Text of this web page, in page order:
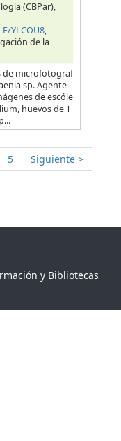
(CBPar),
YLCOU8,
de la
de microfotograf
sp. Agente
de escóle
huevos de T
5
Siguiente >
y Bibliotecas